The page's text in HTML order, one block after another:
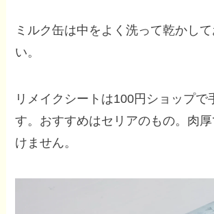
ミルク缶は中をよく洗って乾かし
い。
リメイクシートは100円ショップで
す。おすすめはセリアのもの。肉
けません。